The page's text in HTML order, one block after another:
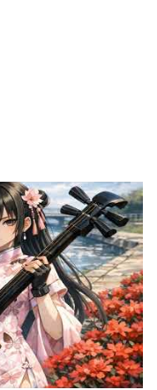
閉店のお知らせの
線